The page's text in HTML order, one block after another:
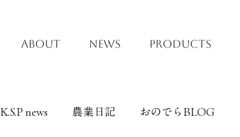
ABOUT NEWS PRODUCTS
K.S.P news 農業日記 おのでらBLOG